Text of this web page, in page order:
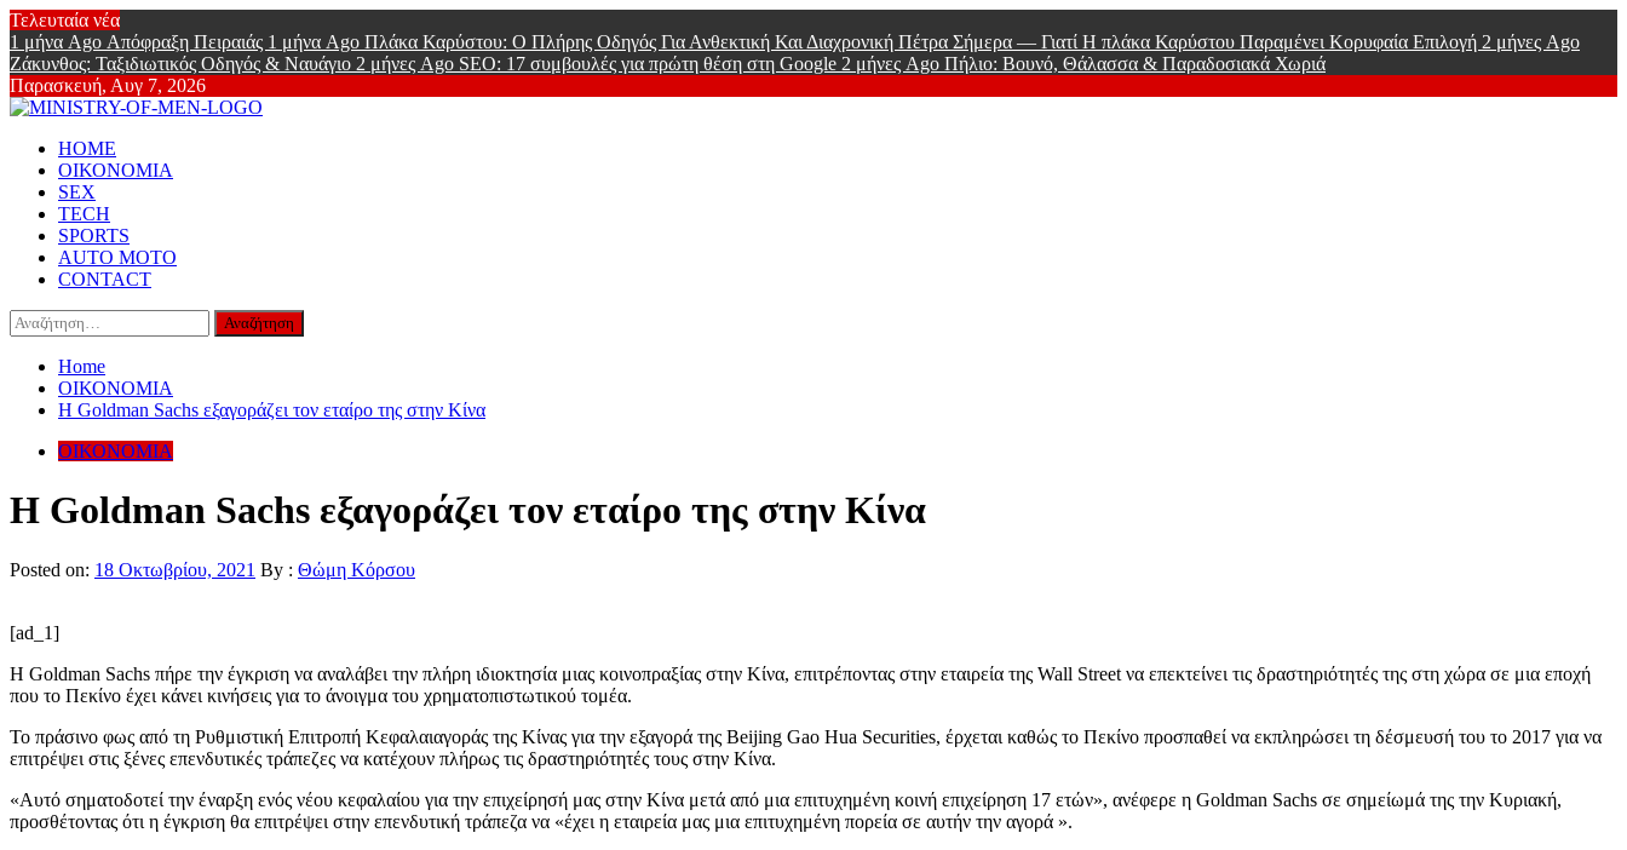
Skip
to
content
Τελευταία νέα
1 μήνα Ago Απόφραξη Πειραιάς 1 μήνα Ago Πλάκα Καρύστου: Ο Πλήρης Οδηγός Για Ανθεκτική Και Διαχρονική Πέτρα Σήμερα — Γιατί Η πλάκα Καρύστου Παραμένει Κορυφαία Επιλογή 2 μήνες Ago
Ζάκυνθος: Ταξιδιωτικός Οδηγός & Ναυάγιο 2 μήνες Ago SEO: 17 συμβουλές για πρώτη θέση στη Google 2 μήνες Ago Πήλιο: Βουνό, Θάλασσα & Παραδοσιακά Χωριά
Παρασκευή, Αυγ 7, 2026
Online Lifestyle περιοδικό για Aνδρες
Primary
Menu
HOME
ΟΙΚΟΝΟΜΙΑ
SEX
TECH
SPORTS
AUTO MOTO
CONTACT
Αναζήτηση
για:
Home
ΟΙΚΟΝΟΜΙΑ
Η Goldman Sachs εξαγοράζει τον εταίρο της στην Κίνα
ΟΙΚΟΝΟΜΙΑ
Η Goldman Sachs εξαγοράζει τον εταίρο της στην Κίνα
Posted on: 18 Οκτωβρίου, 2021 By : Θώμη Κόρσου
[ad_1]
Η Goldman Sachs πήρε την έγκριση να αναλάβει την πλήρη ιδιοκτησία μιας κοινοπραξίας στην Κίνα, επιτρέποντας στην εταιρεία της Wall Street να επεκτείνει τις δραστηριότητές της στη χώρα σε μια εποχή
που το Πεκίνο έχει κάνει κινήσεις για το άνοιγμα του χρηματοπιστωτικού τομέα.
Το πράσινο φως από τη Ρυθμιστική Επιτροπή Κεφαλαιαγοράς της Κίνας για την εξαγορά της Beijing Gao Hua Securities, έρχεται καθώς το Πεκίνο προσπαθεί να εκπληρώσει τη δέσμευσή του το 2017 για να
επιτρέψει στις ξένες επενδυτικές τράπεζες να κατέχουν πλήρως τις δραστηριότητές τους στην Κίνα.
«Αυτό σηματοδοτεί την έναρξη ενός νέου κεφαλαίου για την επιχείρησή μας στην Κίνα μετά από μια επιτυχημένη κοινή επιχείρηση 17 ετών», ανέφερε η Goldman Sachs σε σημείωμά της την Κυριακή,
προσθέτοντας ότι η έγκριση θα επιτρέψει στην επενδυτική τράπεζα να «έχει η εταιρεία μας μια επιτυχημένη πορεία σε αυτήν την αγορά ».